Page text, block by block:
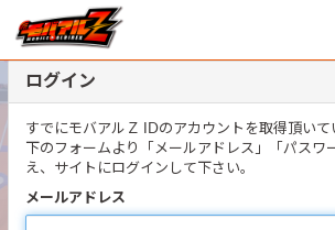
ログイン
すでにモバアルＺ IDのアカウントを取得頂いて
下のフォームより「メールアドレス」「パスワ
え、サイトにログインして下さい。
メールアドレス